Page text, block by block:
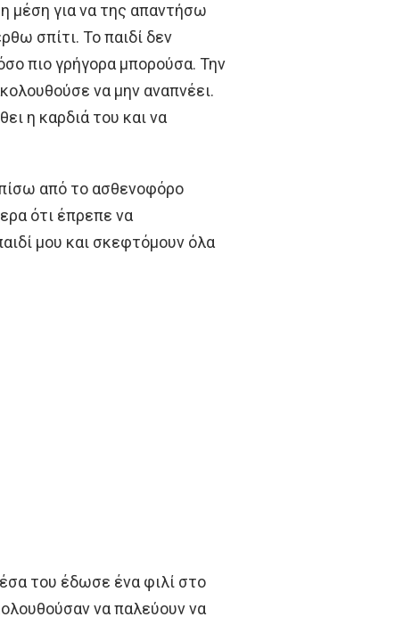
μέση για να της απαντήσω
σπίτι. Το παιδί δεν
πιο γρήγορα μπορούσα. Την
να μην αναπνέει.
η καρδιά του και να
από το ασθενοφόρο
ότι έπρεπε να
μου και σκεφτόμουν όλα
του έδωσε ένα φιλί στο
να παλεύουν να